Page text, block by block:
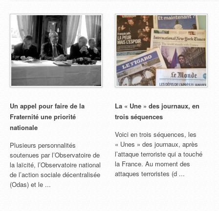
Un appel pour faire de la
Fraternité une priorité
nationale
Plusieurs personnalités
soutenues par l’Observatoire de
la laïcité, l’Observatoire national
de l’action sociale décentralisée
(Odas) et le ...
La « Une » des journaux, en
trois séquences
Voici en trois séquences, les
« Unes » des journaux, après
l’attaque terroriste qui a touché
la France. Au moment des
attaques terroristes (d ...